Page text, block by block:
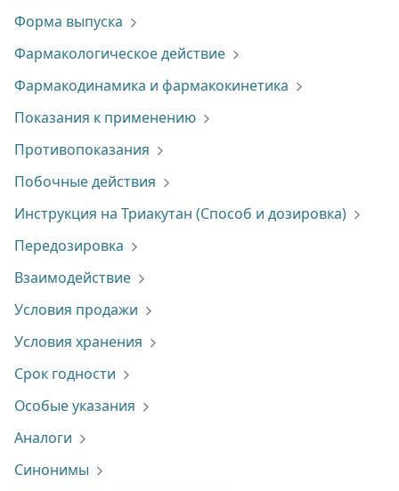
Форма выпуска
Фармакологическое действие
Фармакодинамика и фармакокинетика
Показания к применению
Противопоказания
Побочные действия
Инструкция на Триакутан (Способ и дозировка)
Передозировка
Взаимодействие
Условия продажи
Условия хранения
Срок годности
Особые указания
Аналоги
Синонимы